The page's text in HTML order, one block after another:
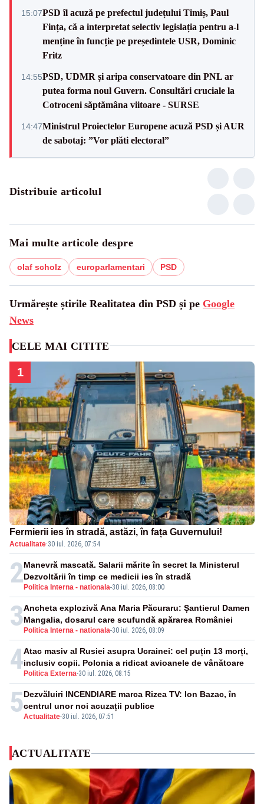
15:07PSD îl acuză pe prefectul județului Timiș, Paul
Fința, că a interpretat selectiv legislația pentru a-l
menține în funcție pe președintele USR, Dominic
Fritz
14:55PSD, UDMR și aripa conservatoare din PNL ar
putea forma noul Guvern. Consultări cruciale la
Cotroceni săptămâna viitoare - SURSE
14:47Ministrul Proiectelor Europene acuză PSD și AUR
de sabotaj: ”Vor plăti electoral”
Distribuie articolul
Mai multe articole despre
olaf scholz europarlamentari PSD
Urmărește știrile Realitatea din PSD și pe Google
News
CELE MAI CITITE
1
Fermierii ies în stradă, astăzi, în fața Guvernului!
Actualitate·30 iul. 2026, 07:54
2 Politica Interna - nationala-30 iul. 2026, 08:00
Manevră mascată. Salarii mărite în secret la Ministerul
Dezvoltării în timp ce medicii ies în stradă
3 Politica Interna - nationala-30 iul. 2026, 08:09
Ancheta explozivă Ana Maria Păcuraru: Șantierul Damen
Mangalia, dosarul care scufundă apărarea României
4 Politica Externa-30 iul. 2026, 08:15
Atac masiv al Rusiei asupra Ucrainei: cel puțin 13 morți,
inclusiv copii. Polonia a ridicat avioanele de vânătoare
5Actualitate-30 iul. 2026, 07:51
Dezvăluiri INCENDIARE marca Rizea TV: Ion Bazac, în
centrul unor noi acuzații publice
ACTUALITATE